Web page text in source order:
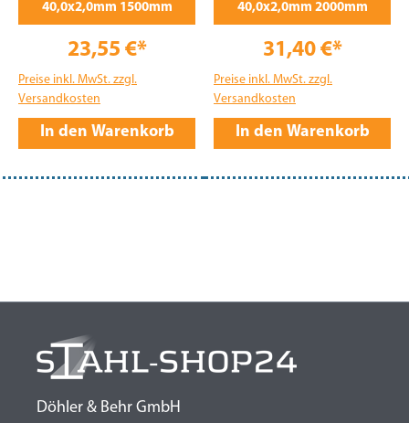
40,0x2,0mm 1500mm
23,55 €*
Preise inkl. MwSt. zzgl.
Versandkosten
In den Warenkorb
40,0x2,0mm 2000mm
31,40 €*
Preise inkl. MwSt. zzgl.
Versandkosten
In den Warenkorb
Döhler & Behr GmbH